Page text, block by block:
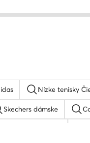
Nízke tenisky
Skechers dámske